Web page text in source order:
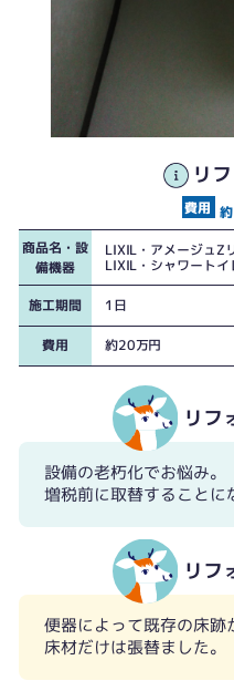
リ
約
商品名・設
備機器
LIXIL・アメージュZ
LIXIL・シャワートイ
施工期間 1日
費用 約20万円
リフ
設備の老朽化でお悩み。
増税前に取替することに
リフ
便器によって既存の床跡
床材だけは張替ました。